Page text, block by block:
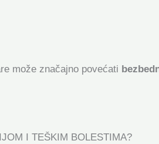
može značajno povećati
I TEŠKIM BOLESTIMA?